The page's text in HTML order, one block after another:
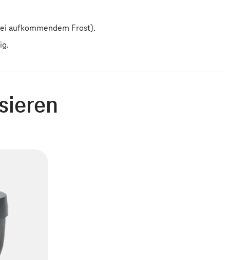
aufkommendem Frost).